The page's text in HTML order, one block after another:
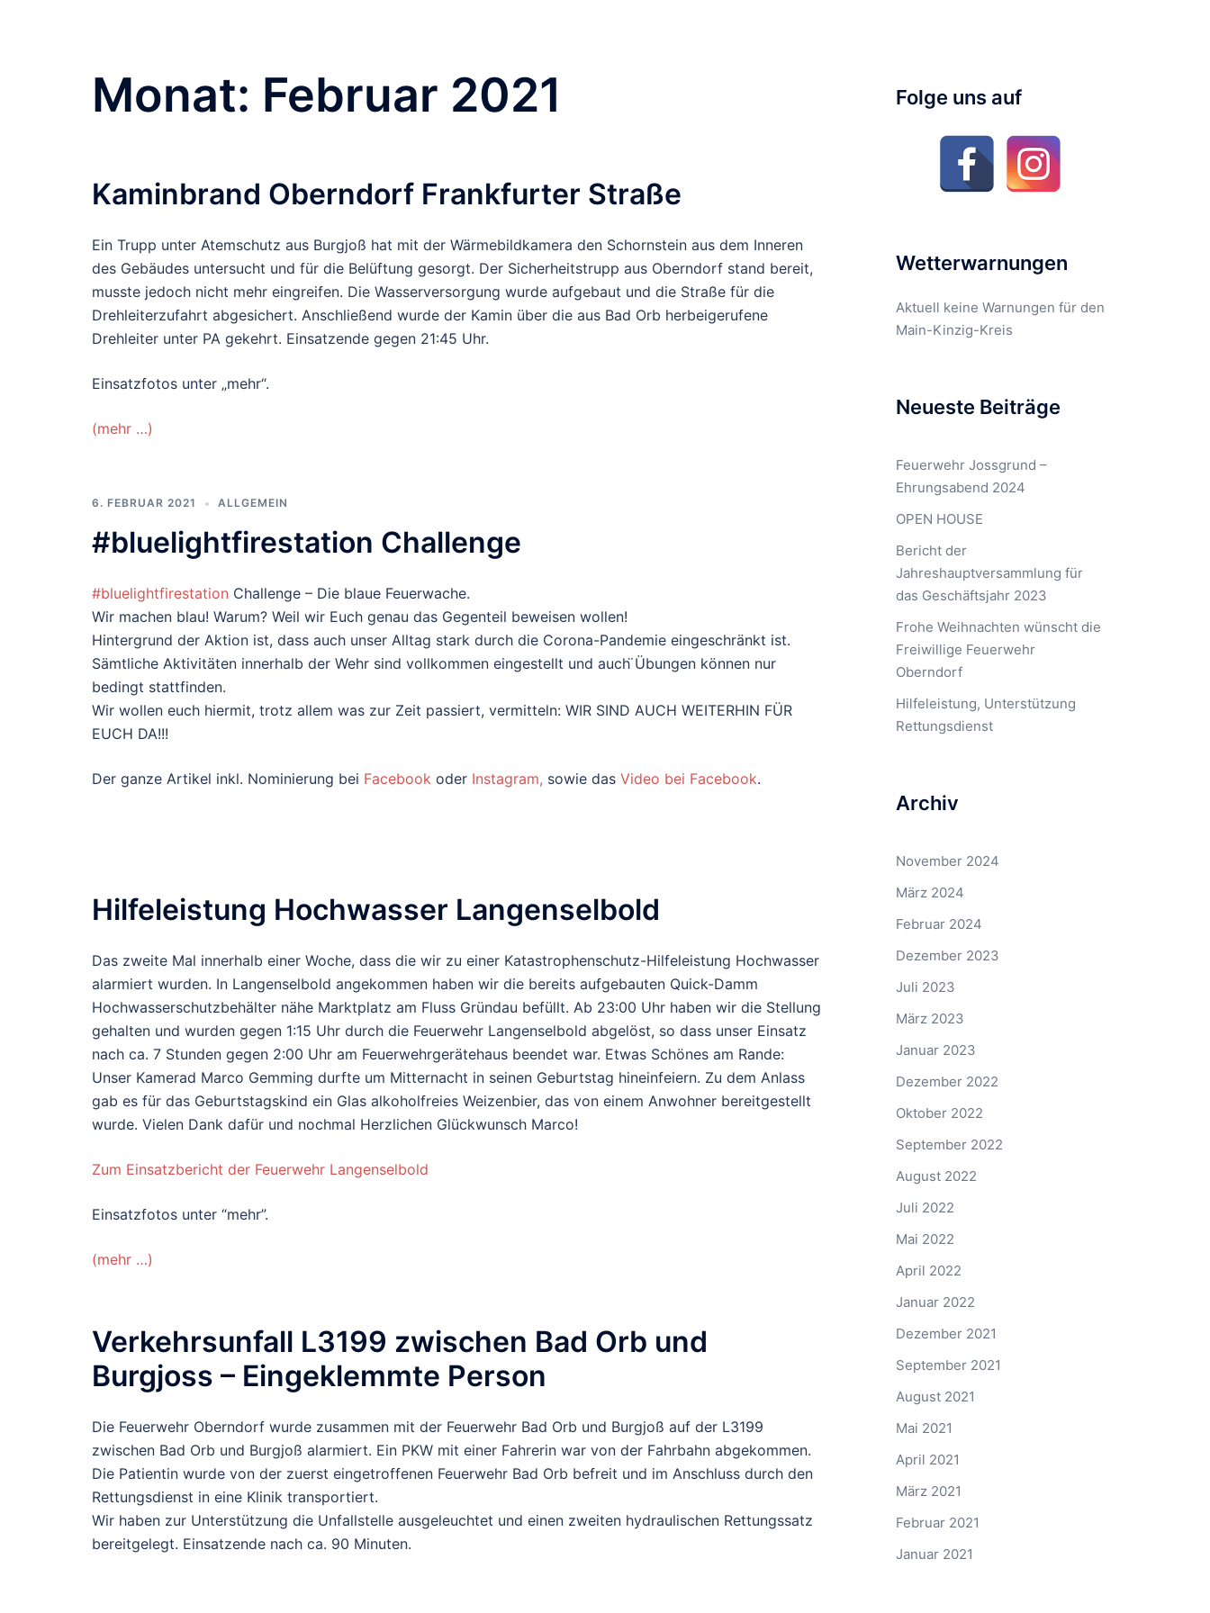
Monat: Februar 2021
Kaminbrand Oberndorf Frankfurter Straße
Ein Trupp unter Atemschutz aus Burgjoß hat mit der Wärmebildkamera den Schornstein aus dem Inneren
des Gebäudes untersucht und für die Belüftung gesorgt. Der Sicherheitstrupp aus Oberndorf stand bereit,
musste jedoch nicht mehr eingreifen. Die Wasserversorgung wurde aufgebaut und die Straße für die
Drehleiterzufahrt abgesichert. Anschließend wurde der Kamin über die aus Bad Orb herbeigerufene
Drehleiter unter PA gekehrt. Einsatzende gegen 21:45 Uhr.
Einsatzfotos unter „mehr“.
(mehr …)
6. FEBRUAR 2021 ALLGEMEIN
#bluelightfirestation Challenge
#bluelightfirestation Challenge – Die blaue Feuerwache.
Wir machen blau! Warum? Weil wir Euch genau das Gegenteil beweisen wollen!
Hintergrund der Aktion ist, dass auch unser Alltag stark durch die Corona-Pandemie eingeschränkt ist.
Sämtliche Aktivitäten innerhalb der Wehr sind vollkommen eingestellt und auch ̈Übungen können nur
bedingt stattfinden.
Wir wollen euch hiermit, trotz allem was zur Zeit passiert, vermitteln: WIR SIND AUCH WEITERHIN FÜR
EUCH DA!!!
Der ganze Artikel inkl. Nominierung bei Facebook oder Instagram, sowie das Video bei Facebook.
Hilfeleistung Hochwasser Langenselbold
Das zweite Mal innerhalb einer Woche, dass die wir zu einer Katastrophenschutz-Hilfeleistung Hochwasser
alarmiert wurden. In Langenselbold angekommen haben wir die bereits aufgebauten Quick-Damm
Hochwasserschutzbehälter nähe Marktplatz am Fluss Gründau befüllt. Ab 23:00 Uhr haben wir die Stellung
gehalten und wurden gegen 1:15 Uhr durch die Feuerwehr Langenselbold abgelöst, so dass unser Einsatz
nach ca. 7 Stunden gegen 2:00 Uhr am Feuerwehrgerätehaus beendet war. Etwas Schönes am Rande:
Unser Kamerad Marco Gemming durfte um Mitternacht in seinen Geburtstag hineinfeiern. Zu dem Anlass
gab es für das Geburtstagskind ein Glas alkoholfreies Weizenbier, das von einem Anwohner bereitgestellt
wurde. Vielen Dank dafür und nochmal Herzlichen Glückwunsch Marco!
Zum Einsatzbericht der Feuerwehr Langenselbold
Einsatzfotos unter “mehr”.
(mehr …)
Verkehrsunfall L3199 zwischen Bad Orb und
Burgjoss – Eingeklemmte Person
Die Feuerwehr Oberndorf wurde zusammen mit der Feuerwehr Bad Orb und Burgjoß auf der L3199
zwischen Bad Orb und Burgjoß alarmiert. Ein PKW mit einer Fahrerin war von der Fahrbahn abgekommen.
Die Patientin wurde von der zuerst eingetroffenen Feuerwehr Bad Orb befreit und im Anschluss durch den
Rettungsdienst in eine Klinik transportiert.
Wir haben zur Unterstützung die Unfallstelle ausgeleuchtet und einen zweiten hydraulischen Rettungssatz
bereitgelegt. Einsatzende nach ca. 90 Minuten.
Folge uns auf
Wetterwarnungen
Aktuell keine Warnungen für den
Main-Kinzig-Kreis
Neueste Beiträge
Feuerwehr Jossgrund –
Ehrungsabend 2024
OPEN HOUSE
Bericht der
Jahreshauptversammlung für
das Geschäftsjahr 2023
Frohe Weihnachten wünscht die
Freiwillige Feuerwehr
Oberndorf
Hilfeleistung, Unterstützung
Rettungsdienst
Archiv
November 2024
März 2024
Februar 2024
Dezember 2023
Juli 2023
März 2023
Januar 2023
Dezember 2022
Oktober 2022
September 2022
August 2022
Juli 2022
Mai 2022
April 2022
Januar 2022
Dezember 2021
September 2021
August 2021
Mai 2021
April 2021
März 2021
Februar 2021
Januar 2021